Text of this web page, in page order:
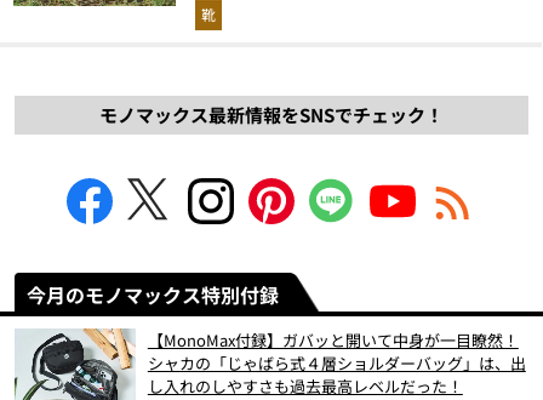
解説！
靴
モノマックス最新情報をSNSでチェック！
今月のモノマックス特別付録
【MonoMax付録】ガバッと開いて中身が一目瞭然！
シャカの「じゃばら式４層ショルダーバッグ」は、出
し入れのしやすさも過去最高レベルだった！